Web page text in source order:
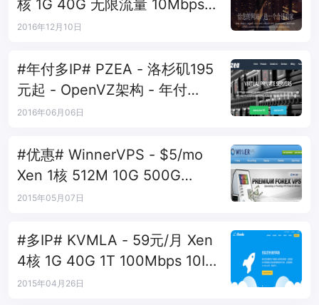
核 1G 40G 无限流量 10Mbps
5IP 洛杉矶
2016年12月10日
#年付多IP# PZEA - 洛杉矶195
元起 - OpenVZ架构 - 年付
10/20/30IP地址
2016年06月06日
#优惠# WinnerVPS - $5/mo
Xen 1核 512M 10G 500G
1Gbps 4IP 凤凰城
2015年05月07日
#多IP# KVMLA - 59元/月 Xen
4核 1G 40G 1T 100Mbps 10IP
弗里蒙特
2015年04月26日